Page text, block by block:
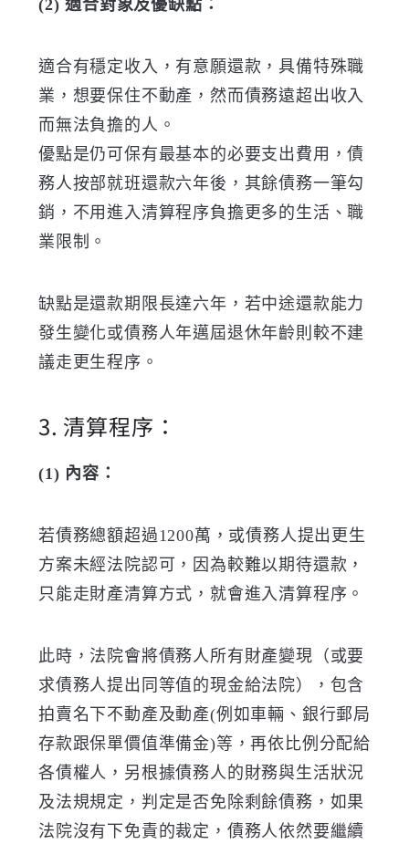
(2) 適合對象及優缺點：
適合有穩定收入，有意願還款，具備特殊職
業，想要保住不動產，然而債務遠超出收入
而無法負擔的人。
優點是仍可保有最基本的必要支出費用，債
務人按部就班還款六年後，其餘債務一筆勾
銷，不用進入清算程序負擔更多的生活、職
業限制。
缺點是還款期限長達六年，若中途還款能力
發生變化或債務人年邁屆退休年齡則較不建
議走更生程序。
3. 清算程序：
(1) 內容：
若債務總額超過1200萬，或債務人提出更生
方案未經法院認可，因為較難以期待還款，
只能走財產清算方式，就會進入清算程序。
此時，法院會將債務人所有財產變現（或要
求債務人提出同等值的現金給法院），包含
拍賣名下不動產及動產(例如車輛、銀行郵局
存款跟保單價值準備金)等，再依比例分配給
各債權人，另根據債務人的財務與生活狀況
及法規規定，判定是否免除剩餘債務，如果
法院沒有下免責的裁定，債務人依然要繼續